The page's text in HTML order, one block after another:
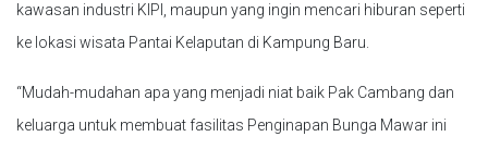
kawasan industri KIPI, maupun yang ingin mencari hiburan seperti
ke lokasi wisata Pantai Kelaputan di Kampung Baru.
“Mudah-mudahan apa yang menjadi niat baik Pak Cambang dan
keluarga untuk membuat fasilitas Penginapan Bunga Mawar ini